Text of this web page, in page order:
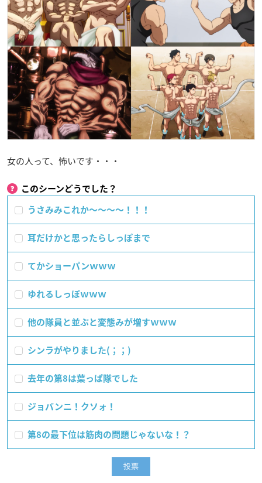
女の人って、怖いです・・・
このシーンどうでした？
うさみみこれか〜〜〜〜！！！
耳だけかと思ったらしっぽまで
てかショーパンｗｗｗ
ゆれるしっぽｗｗｗ
他の隊員と並ぶと変態みが増すｗｗｗ
シンラがやりました(；；)
去年の第8は葉っぱ隊でした
ジョバンニ！クソォ！
第8の最下位は筋肉の問題じゃないな！？